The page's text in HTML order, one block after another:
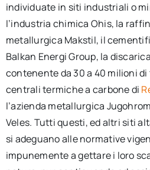
individuate in siti industriali o
l’industria chimica Ohis, la
metallurgica Makstil, il
Balkan Energi Group, la
contenente da 30 a 40 milioni
centrali termiche a carbone di
l’azienda metallurgica
Veles. Tutti questi, ed altri siti
si adeguano alle normative
impunemente a gettare i loro